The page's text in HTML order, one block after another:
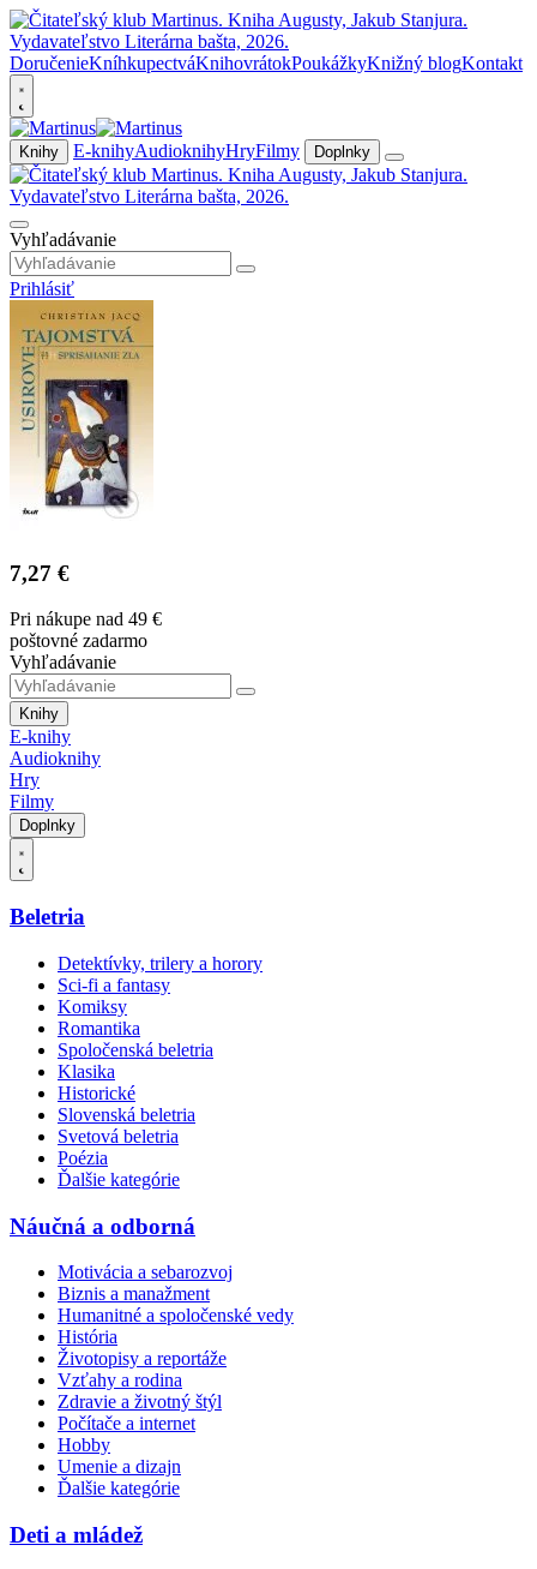
DoručenieKníhkupectváKnihovrátokPoukážkyKnižný blogKontakt
Knihy E-knihyAudioknihyHryFilmy Doplnky
Vyhľadávanie
Prihlásiť
7,27 €
Pri nákupe nad 49 €
poštovné zadarmo
Vyhľadávanie
Knihy
E-knihy
Audioknihy
Hry
Filmy
Doplnky
Beletria
Detektívky, trilery a horory
Sci-fi a fantasy
Komiksy
Romantika
Spoločenská beletria
Klasika
Historické
Slovenská beletria
Svetová beletria
Poézia
Ďalšie kategórie
Náučná a odborná
Motivácia a sebarozvoj
Biznis a manažment
Humanitné a spoločenské vedy
História
Životopisy a reportáže
Vzťahy a rodina
Zdravie a životný štýl
Počítače a internet
Hobby
Umenie a dizajn
Ďalšie kategórie
Deti a mládež